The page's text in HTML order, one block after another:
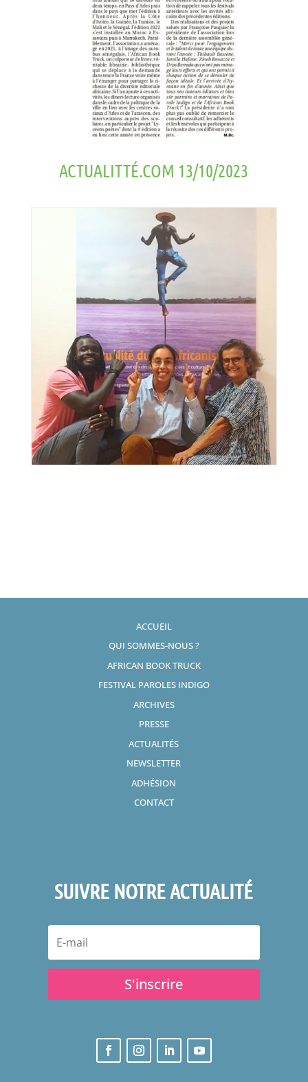
ACTUALITTÉ.COM 13/10/2023
ACCUEIL
QUI SOMMES-NOUS ?
AFRICAN BOOK TRUCK
FESTIVAL PAROLES INDIGO
ARCHIVES
PRESSE
ACTUALITÉS
NEWSLETTER
ADHÉSION
CONTACT
SUIVRE NOTRE ACTUALITÉ
S'inscrire